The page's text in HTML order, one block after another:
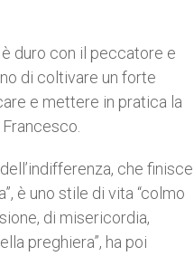
duro con il peccatore e
di coltivare un forte
e mettere in pratica la
che finisce
è uno stile di vita “colmo
di misericordia,
preghiera”, ha poi